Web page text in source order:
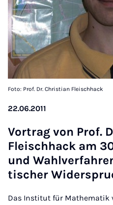
Foto: Prof. Dr. Christian Fleischhack
22.06.2011
Vor­trag von Prof.
Fleisch­hack am
und
ti­scher
Das Institut für Mathematik